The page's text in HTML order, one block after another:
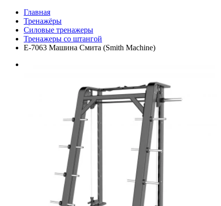
Главная
Тренажёры
Силовые тренажеры
Тренажеры со штангой
E-7063 Машина Смита (Smith Machine)